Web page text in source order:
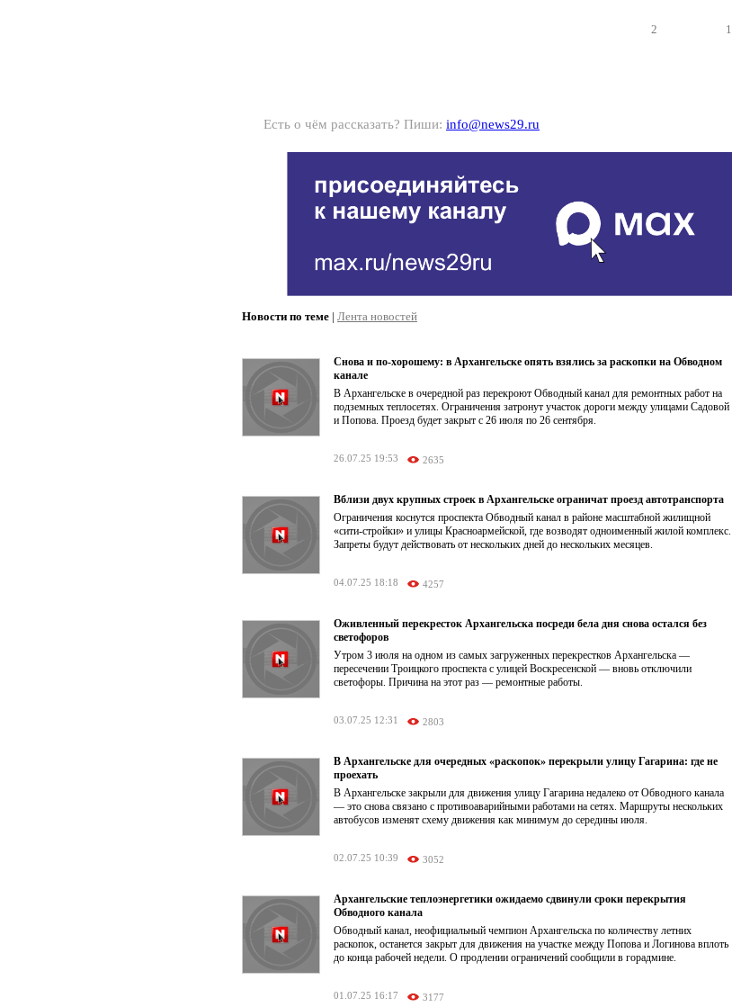
2 1
Есть о чём рассказать? Пиши: info@news29.ru
Новости по теме | Лента новостей
Снова и по-хорошему: в Архангельске опять взялись за раскопки на Обводном
канале
В Архангельске в очередной раз перекроют Обводный канал для ремонтных работ на
подземных теплосетях. Ограничения затронут участок дороги между улицами Садовой
и Попова. Проезд будет закрыт с 26 июля по 26 сентября.
26.07.25 19:53 2635
Вблизи двух крупных строек в Архангельске ограничат проезд автотранспорта
Ограничения коснутся проспекта Обводный канал в районе масштабной жилищной
«сити-стройки» и улицы Красноармейской, где возводят одноименный жилой комплекс.
Запреты будут действовать от нескольких дней до нескольких месяцев.
04.07.25 18:18 4257
Оживленный перекресток Архангельска посреди бела дня снова остался без
светофоров
Утром 3 июля на одном из самых загруженных перекрестков Архангельска —
пересечении Троицкого проспекта с улицей Воскресенской — вновь отключили
светофоры. Причина на этот раз — ремонтные работы.
03.07.25 12:31 2803
В Архангельске для очередных «раскопок» перекрыли улицу Гагарина: где не
проехать
В Архангельске закрыли для движения улицу Гагарина недалеко от Обводного канала
— это снова связано с противоаварийными работами на сетях. Маршруты нескольких
автобусов изменят схему движения как минимум до середины июля.
02.07.25 10:39 3052
Архангельские теплоэнергетики ожидаемо сдвинули сроки перекрытия
Обводного канала
Обводный канал, неофициальный чемпион Архангельска по количеству летних
раскопок, останется закрыт для движения на участке между Попова и Логинова вплоть
до конца рабочей недели. О продлении ограничений сообщили в горадмине.
01.07.25 16:17 3177